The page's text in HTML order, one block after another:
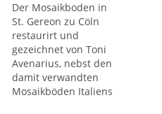
Der Mosaikboden in
St. Gereon zu Cöln
restaurirt und
gezeichnet von Toni
Avenarius, nebst den
damit verwandten
Mosaikböden Italiens